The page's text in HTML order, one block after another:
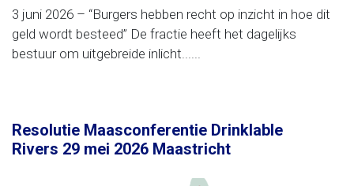
3 juni 2026 – “Burgers hebben recht op inzicht in hoe dit
geld wordt besteed” De fractie heeft het dagelijks
bestuur om uitgebreide inlicht......
Resolutie Maasconferentie Drinklable
Rivers 29 mei 2026 Maastricht